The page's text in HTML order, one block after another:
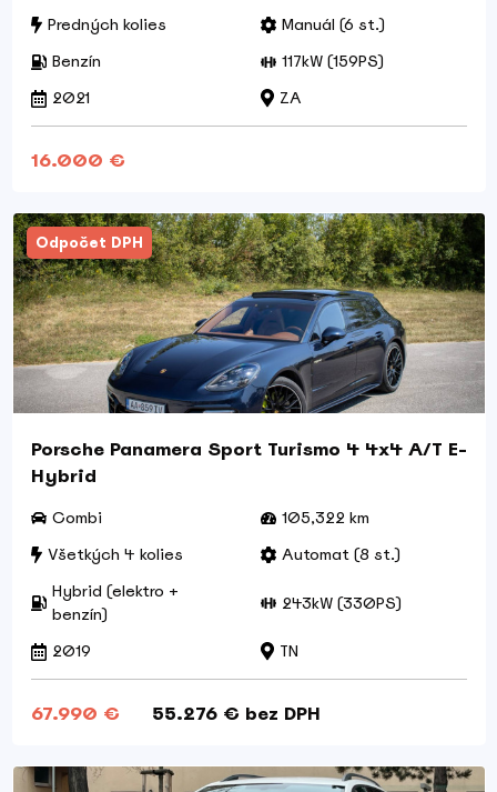
Predných kolies
Manuál (6 st.)
Benzín
117kW (159PS)
2021
ZA
16.000 €
Odpočet DPH
Porsche Panamera Sport Turismo 4 4x4 A/T E-
Hybrid
Combi
105,322 km
Všetkých 4 kolies
Automat (8 st.)
Hybrid (elektro +
benzín)
243kW (330PS)
2019 TN
67.990 € 55.276 € bez DPH